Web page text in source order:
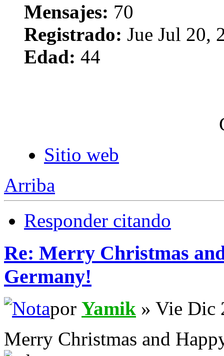
Mensajes: 70
Registrado: Jue Jul 20,
Edad: 44
Sitio web
Arriba
Responder citando
Re: Merry Christmas
Germany!
por Yamik » Vie Dic
Merry Christmas and